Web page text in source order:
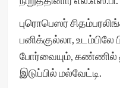
புரொபெஸர்
பனிக்குல்லா,
போர்வையும், கண்ணில்
இடுப்பில் மல்வேட்டி.